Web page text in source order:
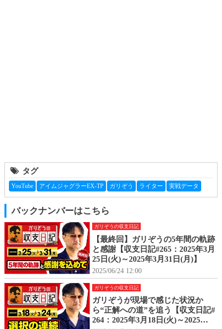
タグ
YouTube アイムジャグラーEX-TP ガリぞう ライター 実戦データ
バックナンバーはこちら
ガリぞうの収支日記
【最終回】ガリぞうの5年間の軌跡
と感謝【収支日記#265：2025年3月
25日(火)～2025年3月31日(月)】
2025/06/24 12:00
ガリぞうの収支日記
ガリぞうが現場で感じた状況か
ら“正解への道”を追う【収支日記#
264：2025年3月18日(火)～2025年3